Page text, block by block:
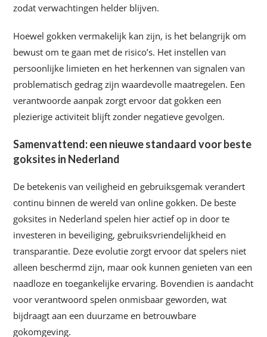
zodat verwachtingen helder blijven.
Hoewel gokken vermakelijk kan zijn, is het belangrijk om
bewust om te gaan met de risico’s. Het instellen van
persoonlijke limieten en het herkennen van signalen van
problematisch gedrag zijn waardevolle maatregelen. Een
verantwoorde aanpak zorgt ervoor dat gokken een
plezierige activiteit blijft zonder negatieve gevolgen.
Samenvattend: een nieuwe standaard voor beste
goksites in Nederland
De betekenis van veiligheid en gebruiksgemak verandert
continu binnen de wereld van online gokken. De beste
goksites in Nederland spelen hier actief op in door te
investeren in beveiliging, gebruiksvriendelijkheid en
transparantie. Deze evolutie zorgt ervoor dat spelers niet
alleen beschermd zijn, maar ook kunnen genieten van een
naadloze en toegankelijke ervaring. Bovendien is aandacht
voor verantwoord spelen onmisbaar geworden, wat
bijdraagt aan een duurzame en betrouwbare
gokomgeving.